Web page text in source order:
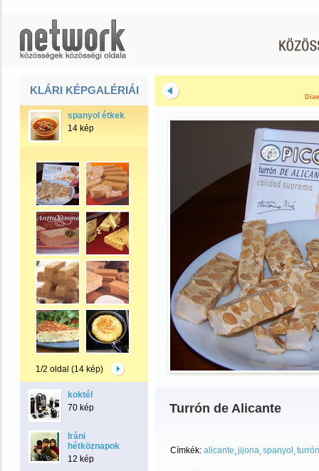
KLÁRI KÉPGALÉRIÁI
spanyol étkek
14 kép
1/2 oldal (14 kép)
koktél
70 kép
Iráni
hétköznapok
12 kép
Turrón de Alicante
Címkék: alicante jijona spanyol turrón